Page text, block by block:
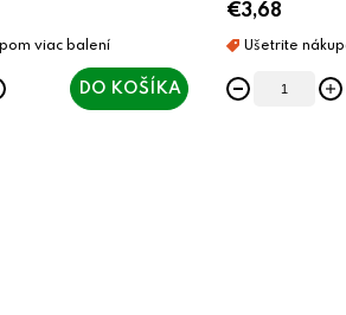
DO KOŠÍKA
€3,68